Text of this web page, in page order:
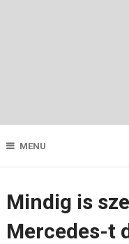
MENU
Mindig is
Mercedes-t